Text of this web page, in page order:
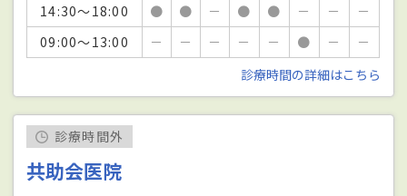
14:30～18:00
● ● － ● ● － －
－
09:00～13:00
－ － － － － ● －
－
診療時間の詳細はこちら
診療時間外
共助会医院